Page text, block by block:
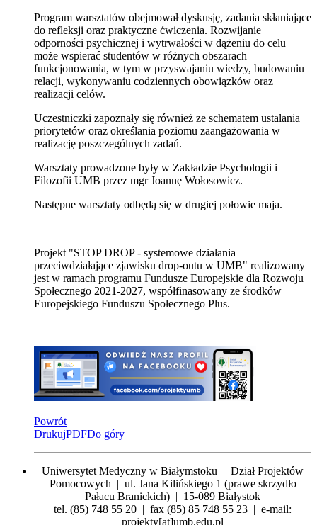
Program warsztatów obejmował dyskusję, zadania skłaniające
do refleksji oraz praktyczne ćwiczenia. Rozwijanie
odporności psychicznej i wytrwałości w dążeniu do celu
może wspierać studentów w różnych obszarach
funkcjonowania, w tym w przyswajaniu wiedzy, budowaniu
relacji, wykonywaniu codziennych obowiązków oraz
realizacji celów.
Uczestniczki zapoznały się również ze schematem ustalania
priorytetów oraz określania poziomu zaangażowania w
realizację poszczególnych zadań.
Warsztaty prowadzone były w Zakładzie Psychologii i
Filozofii UMB przez mgr Joannę Wołosowicz.
Następne warsztaty odbędą się w drugiej połowie maja.
Projekt "STOP DROP - systemowe działania
przeciwdziałające zjawisku drop-outu w UMB" realizowany
jest w ramach programu Fundusze Europejskie dla Rozwoju
Społecznego 2021-2027, współfinasowany ze środków
Europejskiego Funduszu Społecznego Plus.
Powrót
DrukujPDFDo góry
Uniwersytet Medyczny w Białymstoku | Dział Projektów
Pomocowych | ul. Jana Kilińskiego 1 (prawe skrzydło
Pałacu Branickich) | 15-089 Białystok
tel. (85) 748 55 20 | fax (85) 85 748 55 23 | e-mail:
projekty[at]umb.edu.pl